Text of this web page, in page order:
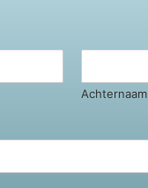
Achternaam